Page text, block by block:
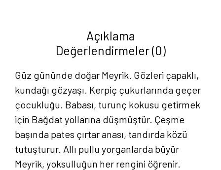
Açıklama
Değerlendirmeler (0)
Güz gününde doğar Meyrik. Gözleri çapaklı,
kundağı gözyaşı. Kerpiç çukurlarında geçer
çocukluğu. Babası, turunç kokusu getirmek
için Bağdat yollarına düşmüştür. Çeşme
başında pates çırtar anası, tandırda közü
tutuşturur. Allı pullu yorganlarda büyür
Meyrik, yoksulluğun her rengini öğrenir.